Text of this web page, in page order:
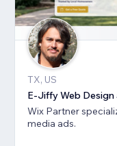
TX, US
E-Jiffy Web
Wix Partner
media ads.